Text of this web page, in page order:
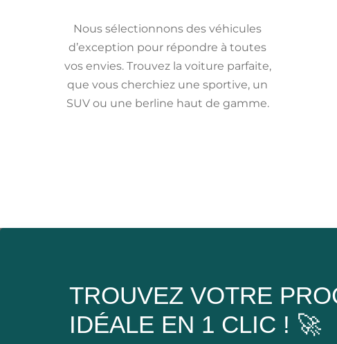
Nous sélectionnons des véhicules
d’exception pour répondre à toutes
vos envies. Trouvez la voiture parfaite,
que vous cherchiez une sportive, un
SUV ou une berline haut de gamme.
TROUVEZ VOTRE
IDÉALE EN 1 CLIC ! 🚀